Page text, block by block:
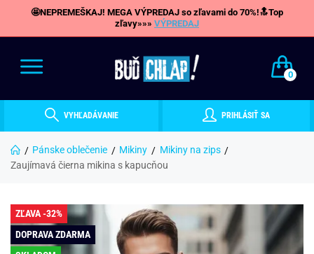
🤩NEPREMEŠKAJ! MEGA VÝPREDAJ so zľavami do 70%!🔝Top
zľavy»»» VÝPREDAJ
0
VYHĽADÁVANIE PRIHLÁSIŤ SA
Pánske oblečenie Mikiny
Mikiny na zips
Zaujímavá čierna mikina s kapucňou
ZĽAVA -32%
DOPRAVA ZDARMA